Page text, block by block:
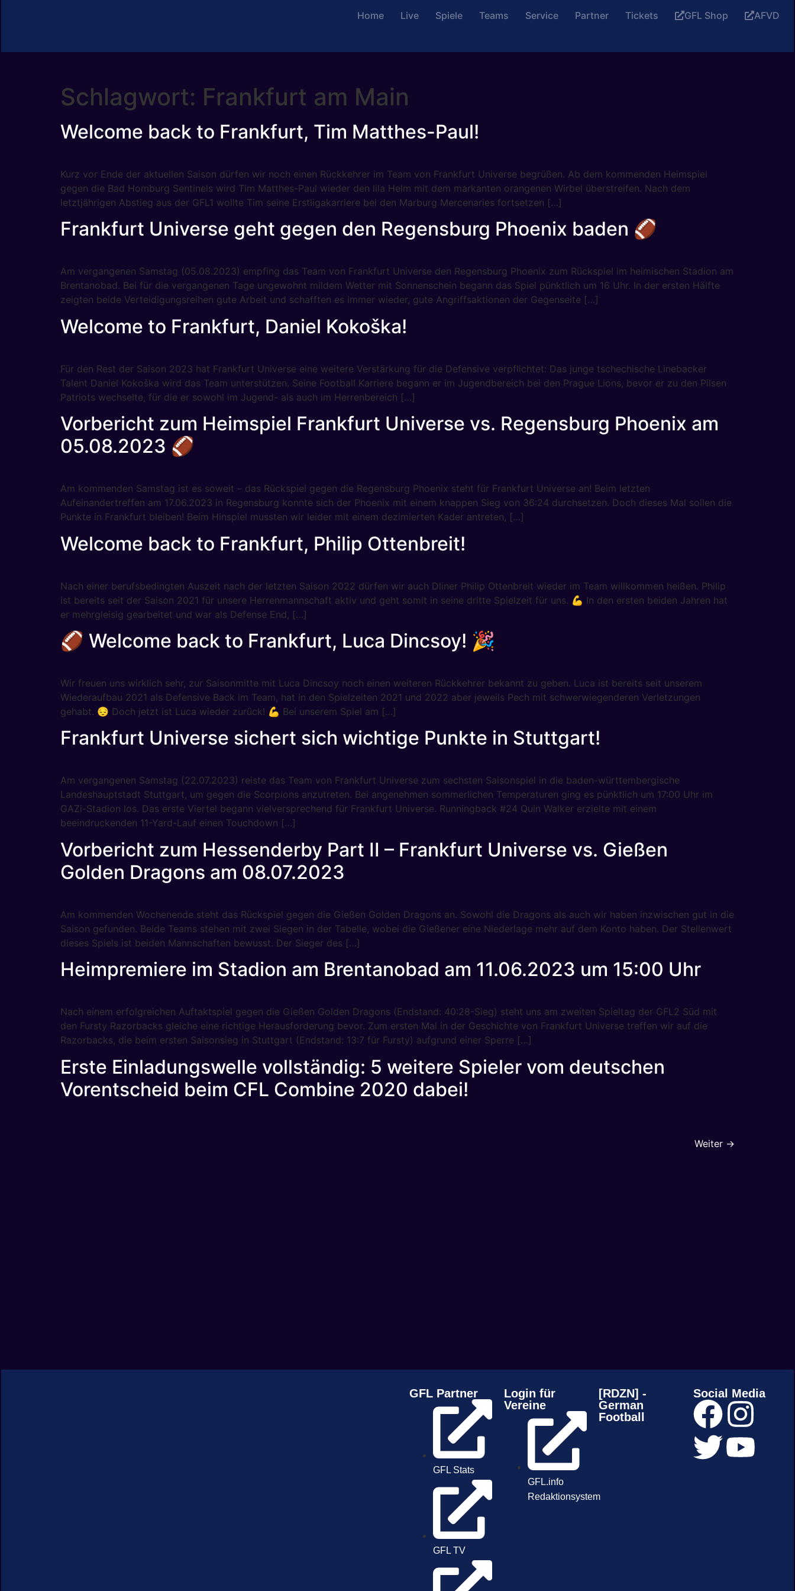
Home Live Spiele Teams Service Partner Tickets GFL Shop AFVD
Schlagwort: Frankfurt am Main
Welcome back to Frankfurt, Tim Matthes-Paul!
Kurz vor Ende der aktuellen Saison dürfen wir noch einen Rückkehrer im Team von Frankfurt Universe begrüßen. Ab dem kommenden Heimspiel
gegen die Bad Homburg Sentinels wird Tim Matthes-Paul wieder den lila Helm mit dem markanten orangenen Wirbel überstreifen. Nach dem
letztjährigen Abstieg aus der GFL1 wollte Tim seine Erstligakarriere bei den Marburg Mercenaries fortsetzen […]
Frankfurt Universe geht gegen den Regensburg Phoenix baden 🏈
Am vergangenen Samstag (05.08.2023) empfing das Team von Frankfurt Universe den Regensburg Phoenix zum Rückspiel im heimischen Stadion am
Brentanobad. Bei für die vergangenen Tage ungewohnt mildem Wetter mit Sonnenschein begann das Spiel pünktlich um 16 Uhr. In der ersten Hälfte
zeigten beide Verteidigungsreihen gute Arbeit und schafften es immer wieder, gute Angriffsaktionen der Gegenseite […]
Welcome to Frankfurt, Daniel Kokoška!
Für den Rest der Saison 2023 hat Frankfurt Universe eine weitere Verstärkung für die Defensive verpflichtet: Das junge tschechische Linebacker
Talent Daniel Kokoška wird das Team unterstützen. Seine Football Karriere begann er im Jugendbereich bei den Prague Lions, bevor er zu den Pilsen
Patriots wechselte, für die er sowohl im Jugend- als auch im Herrenbereich […]
Vorbericht zum Heimspiel Frankfurt Universe vs. Regensburg Phoenix am
05.08.2023 🏈
Am kommenden Samstag ist es soweit – das Rückspiel gegen die Regensburg Phoenix steht für Frankfurt Universe an! Beim letzten
Aufeinandertreffen am 17.06.2023 in Regensburg konnte sich der Phoenix mit einem knappen Sieg von 36:24 durchsetzen. Doch dieses Mal sollen die
Punkte in Frankfurt bleiben! Beim Hinspiel mussten wir leider mit einem dezimierten Kader antreten, […]
Welcome back to Frankfurt, Philip Ottenbreit!
Nach einer berufsbedingten Auszeit nach der letzten Saison 2022 dürfen wir auch Dliner Philip Ottenbreit wieder im Team willkommen heißen. Philip
ist bereits seit der Saison 2021 für unsere Herrenmannschaft aktiv und geht somit in seine dritte Spielzeit für uns. 💪 In den ersten beiden Jahren hat
er mehrgleisig gearbeitet und war als Defense End, […]
🏈 Welcome back to Frankfurt, Luca Dincsoy! 🎉
Wir freuen uns wirklich sehr, zur Saisonmitte mit Luca Dincsoy noch einen weiteren Rückkehrer bekannt zu geben. Luca ist bereits seit unserem
Wiederaufbau 2021 als Defensive Back im Team, hat in den Spielzeiten 2021 und 2022 aber jeweils Pech mit schwerwiegenderen Verletzungen
gehabt. 😔 Doch jetzt ist Luca wieder zurück! 💪 Bei unserem Spiel am […]
Frankfurt Universe sichert sich wichtige Punkte in Stuttgart!
Am vergangenen Samstag (22.07.2023) reiste das Team von Frankfurt Universe zum sechsten Saisonspiel in die baden-württembergische
Landeshauptstadt Stuttgart, um gegen die Scorpions anzutreten. Bei angenehmen sommerlichen Temperaturen ging es pünktlich um 17:00 Uhr im
GAZi-Stadion los. Das erste Viertel begann vielversprechend für Frankfurt Universe. Runningback #24 Quin Walker erzielte mit einem
beeindruckenden 11-Yard-Lauf einen Touchdown […]
Vorbericht zum Hessenderby Part II – Frankfurt Universe vs. Gießen
Golden Dragons am 08.07.2023
Am kommenden Wochenende steht das Rückspiel gegen die Gießen Golden Dragons an. Sowohl die Dragons als auch wir haben inzwischen gut in die
Saison gefunden. Beide Teams stehen mit zwei Siegen in der Tabelle, wobei die Gießener eine Niederlage mehr auf dem Konto haben. Der Stellenwert
dieses Spiels ist beiden Mannschaften bewusst. Der Sieger des […]
Heimpremiere im Stadion am Brentanobad am 11.06.2023 um 15:00 Uhr
Nach einem erfolgreichen Auftaktspiel gegen die Gießen Golden Dragons (Endstand: 40:28-Sieg) steht uns am zweiten Spieltag der GFL2 Süd mit
den Fursty Razorbacks gleiche eine richtige Herausforderung bevor. Zum ersten Mal in der Geschichte von Frankfurt Universe treffen wir auf die
Razorbacks, die beim ersten Saisonsieg in Stuttgart (Endstand: 13:7 für Fursty) aufgrund einer Sperre […]
Erste Einladungswelle vollständig: 5 weitere Spieler vom deutschen
Vorentscheid beim CFL Combine 2020 dabei!
Weiter →
GFL Partner
GFL Stats
GFL TV
Login für
Vereine
GFL.info
Redaktionsystem
[RDZN] -
German
Football
Social Media